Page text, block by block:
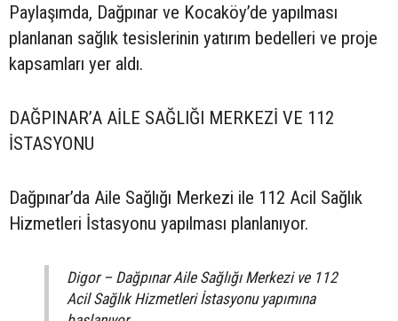
Paylaşımda, Dağpınar ve Kocaköy’de yapılması
planlanan sağlık tesislerinin yatırım bedelleri ve proje
kapsamları yer aldı.
DAĞPINAR’A AİLE SAĞLIĞI MERKEZİ VE 112
İSTASYONU
Dağpınar’da Aile Sağlığı Merkezi ile 112 Acil Sağlık
Hizmetleri İstasyonu yapılması planlanıyor.
Digor – Dağpınar Aile Sağlığı Merkezi ve 112
Acil Sağlık Hizmetleri İstasyonu yapımına